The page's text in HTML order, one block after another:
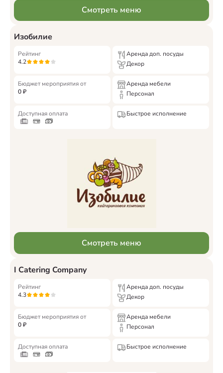
Смотреть меню
Изобилие
Рейтинг
4.2
Аренда доп. посуды
Декор
Бюджет мероприятия от
0₽
Аренда мебели
Персонал
Доступная оплата Быстрое исполнение
Смотреть меню
I Catering Company
Рейтинг
4.3
Аренда доп. посуды
Декор
Бюджет мероприятия от
0₽
Аренда мебели
Персонал
Доступная оплата Быстрое исполнение